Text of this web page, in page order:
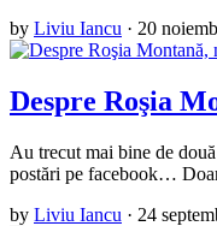
by Liviu Iancu · 20
Despre Roşia
Au trecut mai bine de
postări pe facebook…
by Liviu Iancu · 24